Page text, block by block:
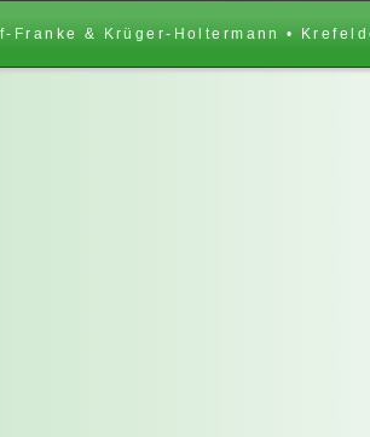
Franke & Krüger-Holtermann •